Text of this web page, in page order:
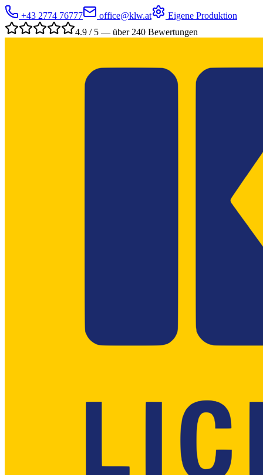
+43 2774 76777 office@klw.at
Eigene Produktion
4.9 / 5 — über 240 Bewertungen